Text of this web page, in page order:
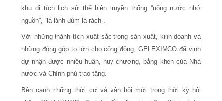
khu di tích lịch sử thể hiện truyền thống “uống nước nhớ
nguồn”, “lá lành đùm lá rách”.
Với những thành tích xuất sắc trong sản xuất, kinh doanh và
những đóng góp to lớn cho cộng đồng, GELEXIMCO đã vinh
dự nhận được nhiều huân, huy chương, bằng khen của Nhà
nước và Chính phủ trao tặng.
Bên cạnh những thời cơ và vận hội mới trong thời kỳ hội